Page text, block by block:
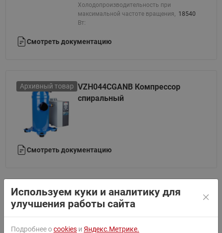
Холодопроизводительность при
максимальной частоте вращения,
Вт:
18540
Смотреть документацию
Архивный товар VZH044CGANB Компрессор
спиральный
Смотреть документацию
Архивный товар
VZH044CGBNB Компрессор
спиральный
Артикул:
120G0245
Хладагент:
R410A
Используем куки и аналитику для
улучшения работы сайта
Подробнее оcookies и Яндекс.Метрике.